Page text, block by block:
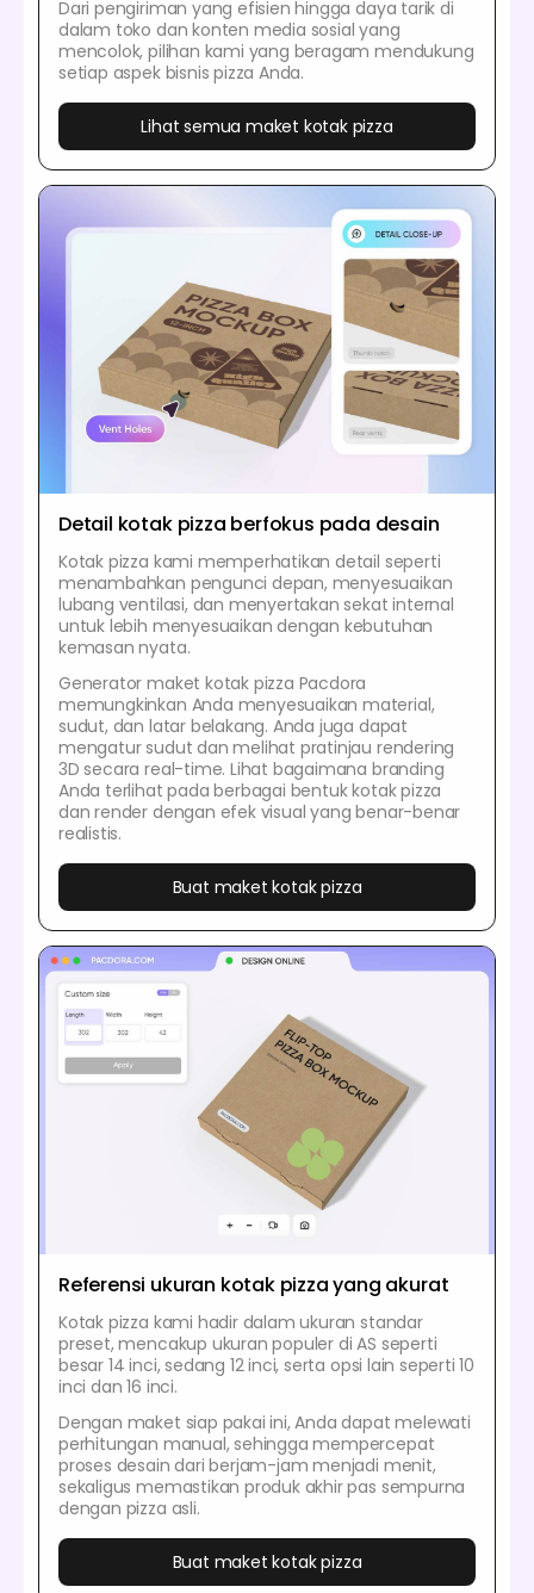
Dari pengiriman yang efisien hingga daya tarik di
dalam toko dan konten media sosial yang
mencolok, pilihan kami yang beragam mendukung
setiap aspek bisnis pizza Anda.
Lihat semua maket kotak pizza
Detail kotak pizza berfokus pada desain
Kotak pizza kami memperhatikan detail seperti
menambahkan pengunci depan, menyesuaikan
lubang ventilasi, dan menyertakan sekat internal
untuk lebih menyesuaikan dengan kebutuhan
kemasan nyata.
Generator maket kotak pizza Pacdora
memungkinkan Anda menyesuaikan material,
sudut, dan latar belakang. Anda juga dapat
mengatur sudut dan melihat pratinjau rendering
3D secara real-time. Lihat bagaimana branding
Anda terlihat pada berbagai bentuk kotak pizza
dan render dengan efek visual yang benar-benar
realistis.
Buat maket kotak pizza
Referensi ukuran kotak pizza yang akurat
Kotak pizza kami hadir dalam ukuran standar
preset, mencakup ukuran populer di AS seperti
besar 14 inci, sedang 12 inci, serta opsi lain seperti 10
inci dan 16 inci.
Dengan maket siap pakai ini, Anda dapat melewati
perhitungan manual, sehingga mempercepat
proses desain dari berjam-jam menjadi menit,
sekaligus memastikan produk akhir pas sempurna
dengan pizza asli.
Buat maket kotak pizza